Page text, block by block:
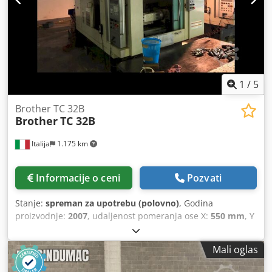
bez garancije. Deo likvidacije fabrike MASI Jeans.
50/60 Hz Nazivna snaga: 16,0 kVA Maksimalna snaga: 32,0
kVA OPREMA 2 palete
1 / 5
Italija 1.175 km
Brother TC 32B
BrotherTC 32B
Informacije o ceni Pozvati
Stanje: spreman za upotrebu (polovno), Godina
proizvodnje: 2007, udaljenost pomeranja ose X: 550 mm, Y
, radni hod Z-ose:
kontrolera:BROTHER, ukupna visina:2.360 mm, nosivost
stola:200 kg , ukupna težina: 4.600 kg, brzina vretena
(maks.): 12.000 o/min , Ovaj vertikalni obradni centar
Mali oglas